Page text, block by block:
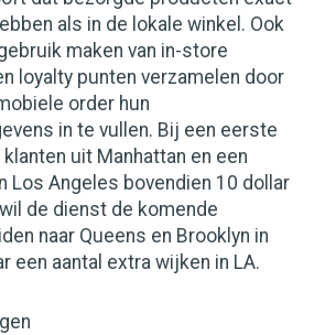
als in de lokale winkel. Ook
maken van in-store
loyalty punten verzamelen door
order hun
in te vullen. Bij een eerste
uit Manhattan en een
Los Angeles bovendien 10 dollar
de dienst de komende
naar Queens en Brooklyn in
een aantal extra wijken in LA.